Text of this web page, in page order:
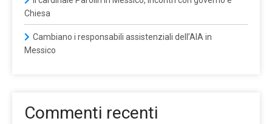
Chiesa
Cambiano i responsabili assistenziali dell’AIA in
Messico
Commenti recenti